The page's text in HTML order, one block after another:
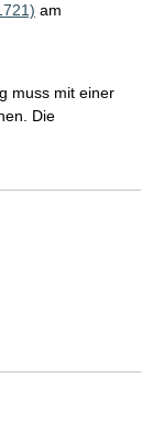
am
muss mit einer
Die